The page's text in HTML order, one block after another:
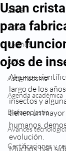
2015
2016
35 años
2017
Astigmatismo
Agenda académica
Blefaroplastia
Avances
Certificaciones y
Usan
para
que
ojos de
Algunos
largo de los
insectos y
tienen un
humanos,
evolución.
Muchos han